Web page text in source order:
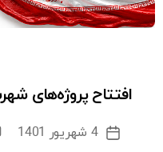
افتتاح پروژ‎ه‌های شهرستان ساری در هفته دولت
تاریخ
4 شهریور 1401